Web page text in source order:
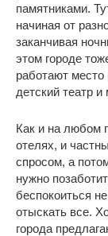
памятниками.
начиная от
заканчивая
этом городе
работают место
детский театр
Как и на любом
отелях, и
спросом, а
нужно
беспокоиться
отыскать все.
города